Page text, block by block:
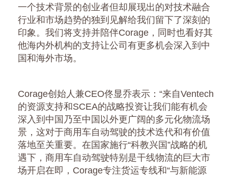
一个技术背景的创业者但却展现出的对技术融合
行业和市场趋势的独到见解给我们留下了深刻的
印象。我们将支持并陪伴Corage，同时也看好其
他海内外机构的支持让公司有更多机会深入到中
国和海外市场。
Corage创始人兼CEO佟显乔表示：“来自Ventech
的资源支持和SCEA的战略投资让我们能有机会
深入到中国乃至中国以外更广阔的多元化物流场
景，这对于商用车自动驾驶的技术迭代和有价值
落地至关重要。在国家施行“科教兴国”战略的机
遇下，商用车自动驾驶特别是干线物流的巨大市
场开启在即，Corage专注货运专线和“与新能源